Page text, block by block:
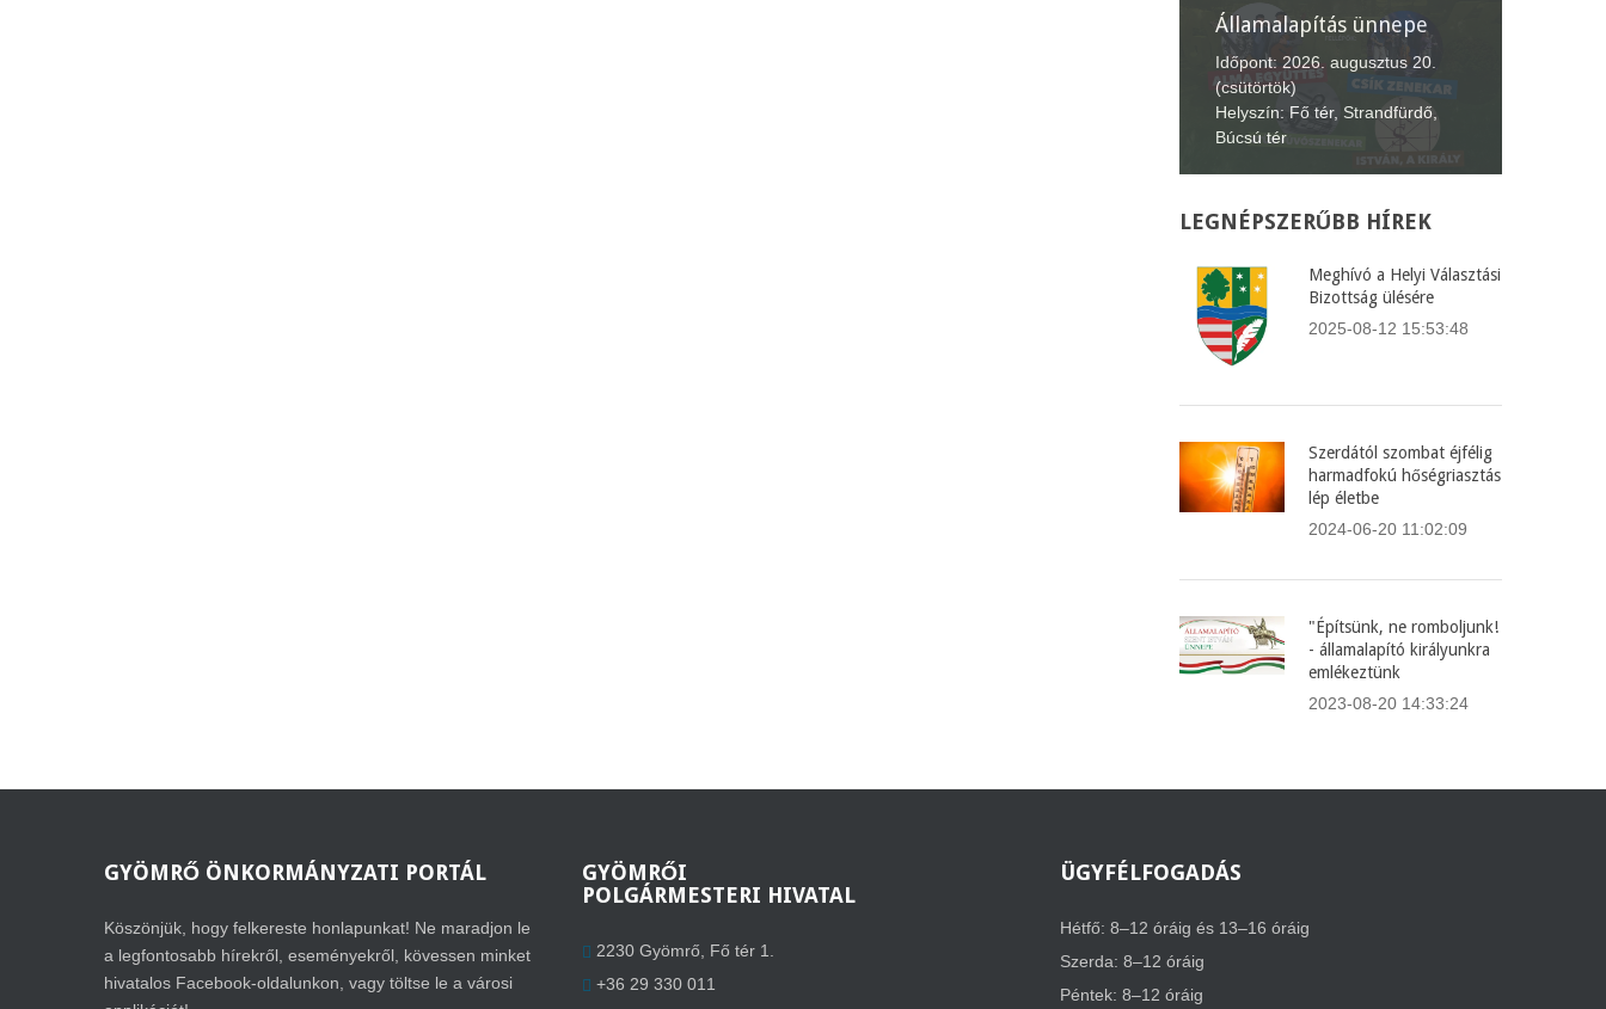
Államalapítás ünnepe
Időpont: 2026. augusztus 20.
(csütörtök)
Helyszín: Fő tér, Strandfürdő,
Búcsú tér
LEGNÉPSZERŰBB HÍREK
Meghívó a Helyi Választási
Bizottság ülésére
2025-08-12 15:53:48
Szerdától szombat éjfélig
harmadfokú hőségriasztás
lép életbe
2024-06-20 11:02:09
"Építsünk, ne romboljunk!
- államalapító királyunkra
emlékeztünk
2023-08-20 14:33:24
GYÖMRŐ ÖNKORMÁNYZATI PORTÁL
Köszönjük, hogy felkereste honlapunkat! Ne maradjon le
a legfontosabb hírekről, eseményekről, kövessen minket
hivatalos Facebook-oldalunkon, vagy töltse le a városi
GYÖMRŐI
POLGÁRMESTERI HIVATAL
2230 Gyömrő, Fő tér 1.
+36 29 330 011
ÜGYFÉLFOGADÁS
Hétfő: 8–12 óráig és 13–16 óráig
Szerda: 8–12 óráig
Péntek: 8–12 óráig